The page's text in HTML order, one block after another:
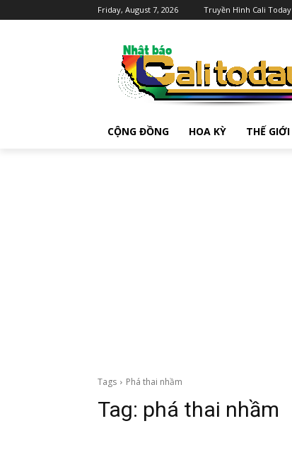
Friday, August 7, 2026 Truyền Hình Cali Today
CỘNG ĐỒNG HOA KỲ THẾ GIỚI
Tags Phá thai nhầm
Tag: phá thai nhầm